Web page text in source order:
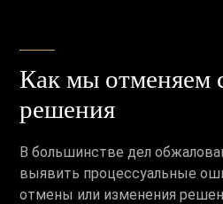
Как мы отменяем
решения
В большинстве дел
выявить процессуальные
отмены или изменения